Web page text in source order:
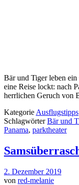
Bär und Tiger leben
eine Reise lockt: nach
herrlichen Geruch von
Kategorie Ausflugstipps
SchlagwörterBär und
Panama, parktheater
2. Dezember 2019
von red-melanie